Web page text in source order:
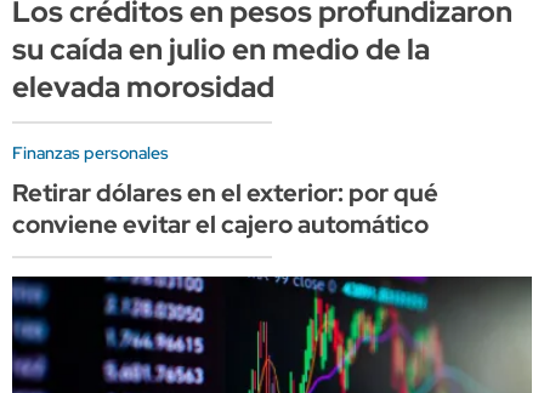
Los créditos en pesos profundizaron
su caída en julio en medio de la
elevada morosidad
Finanzas personales
Retirar dólares en el exterior: por qué
conviene evitar el cajero automático